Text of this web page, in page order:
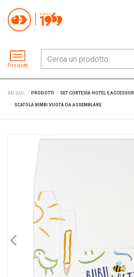
Prodotti
SEI QUI: PRODOTTI SET CORTESIA HOTEL E ACCESSORI
SCATOLA BIMBI VUOTA DA ASSEMBLARE